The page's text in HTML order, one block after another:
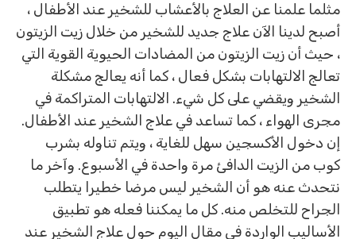
مثلما علمنا عن العلاج بالأعشاب للشخير عند الأطفال ،
أصبح لدينا الآن علاج جديد للشخير من خلال زيت الزيتون
، حيث أن زيت الزيتون من المضادات الحيوية القوية التي
تعالج الالتهابات بشكل فعال ، كما أنه يعالج مشكلة
الشخير ويقضي على كل شيء. الالتهابات المتراكمة في
مجرى الهواء ، كما تساعد في علاج الشخير عند الأطفال.
إن دخول الأكسجين سهل للغاية ، ويتم تناوله بشرب
كوب من الزيت الدافئ مرة واحدة في الأسبوع. وآخر ما
نتحدث عنه هو أن الشخير ليس مرضا خطيرا يتطلب
الجراح للتخلص منه. كل ما يمكننا فعله هو تطبيق
الأساليب الواردة في مقال اليوم حول علاج الشخير عند